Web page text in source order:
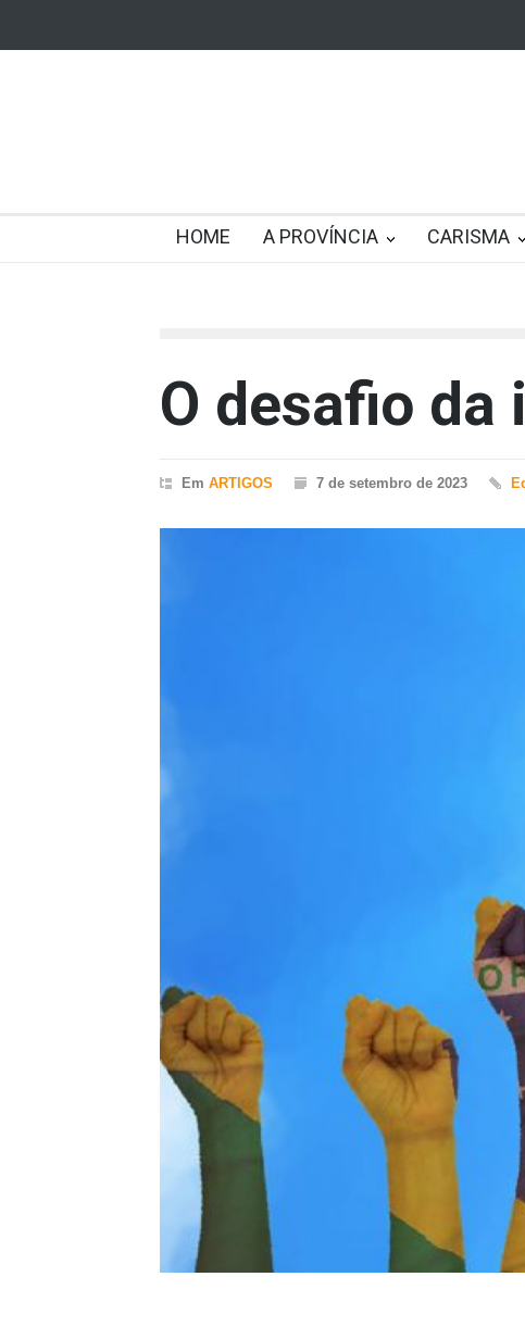
HOME A PROVÍNCIA CARISMA
O desafio da
Em ARTIGOS 7 de setembro de 2023